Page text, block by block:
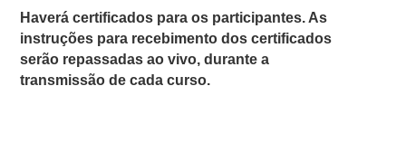
Haverá certificados para os participantes. As
instruções para recebimento dos certificados
serão repassadas ao vivo, durante a
transmissão de cada curso.